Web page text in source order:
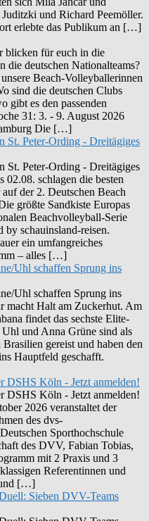
und Richard Peemöller.
erlebte das Publikum an […]
blicken für euch in die
die deutschen Nationalteams?
Beach-Volleyballerinnen
sind die deutschen Clubs
gibt es den passenden
31: 3. - 9. August 2026
Die […]
Peter-Ording - Dreitägiges
Peter-Ording - Dreitägiges
02.08. schlagen die besten
der 2. Deutschen Beach
größte Sandkiste Europas
Beachvolleyball-Serie
schauinsland-reisen.
ein umfangreiches
– alles […]
Uhl schaffen Sprung ins
Uhl schaffen Sprung ins
macht Halt am Zuckerhut. Am
findet das sechste Elite-
Uhl und Anna Grüne sind als
Brasilien gereist und haben den
Hauptfeld geschafft.
DSHS Köln - Jetzt anmelden!
DSHS Köln - Jetzt anmelden!
2026 veranstaltet der
des dvs-
Sporthochschule
des DVV, Fabian Tobias,
mit 2 Praxis und 3
Referentinnen und
und […]
Sieben DVV-Teams